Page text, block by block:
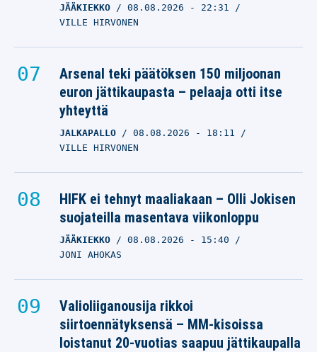
JÄÄKIEKKO 08.08.2026 - 22:31
VILLE HIRVONEN
Arsenal teki päätöksen 150 miljoonan
euron jättikaupasta – pelaaja otti itse
yhteyttä
JALKAPALLO 08.08.2026 - 18:11
VILLE HIRVONEN
HIFK ei tehnyt maaliakaan – Olli Jokisen
suojateilla masentava viikonloppu
JÄÄKIEKKO 08.08.2026 - 15:40
JONI AHOKAS
Valioliiganousija rikkoi
siirtoennätyksensä – MM-kisoissa
loistanut 20-vuotias saapuu jättikaupalla